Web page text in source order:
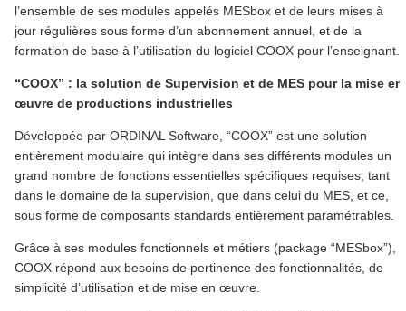
l’ensemble de ses modules appelés MESbox et de leurs mises à
jour régulières sous forme d’un abonnement annuel, et de la
formation de base à l’utilisation du logiciel COOX pour l’enseignant.
“COOX” : la solution de Supervision et de MES pour la mise en
œuvre de productions industrielles
Développée par ORDINAL Software, “COOX” est une solution
entièrement modulaire qui intègre dans ses différents modules un
grand nombre de fonctions essentielles spécifiques requises, tant
dans le domaine de la supervision, que dans celui du MES, et ce,
sous forme de composants standards entièrement paramétrables.
Grâce à ses modules fonctionnels et métiers (package “MESbox”),
COOX répond aux besoins de pertinence des fonctionnalités, de
simplicité d’utilisation et de mise en œuvre.